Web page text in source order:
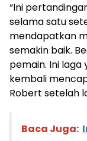
“Ini
selama satu
mendapatkan
semakin baik.
pemain. Ini laga
kembali
Robert setelah
Baca Juga: